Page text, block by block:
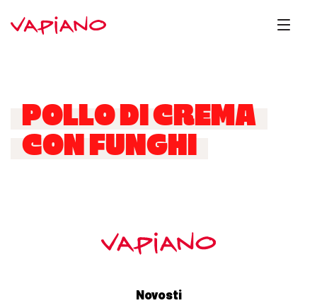
POLLO DI CREMA
CON FUNGHI
Novosti